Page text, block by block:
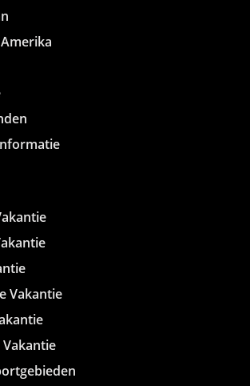
Vakantie
Vakantie